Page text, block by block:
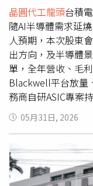
晶圓代工龍頭台積
隨AI半導體需求延
人預期，本次股東
出方向，及半導體
單，全年營收、毛
Blackwell平台放量
務商自研ASIC專案
望維持高檔。營運
總人數已突破267
望同步增加。今年
報、審計暨風險委
付、去年度員工酬
司債。市場近期熱
05月31日, 2026